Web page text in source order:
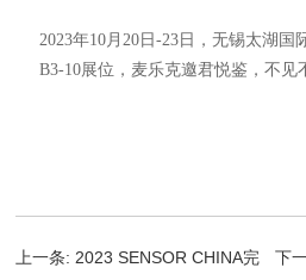
2023年10月20日-23日，无锡太湖
B3-10展位，麦乐克邀君悦鉴，不见
上一条: 2023 SENSOR CHINA完
下